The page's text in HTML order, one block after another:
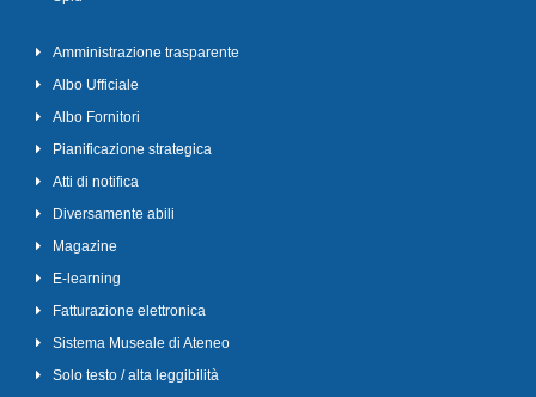
Amministrazione trasparente
Albo Ufficiale
Albo Fornitori
Pianificazione strategica
Atti di notifica
Diversamente abili
Magazine
E-learning
Fatturazione elettronica
Sistema Museale di Ateneo
Solo testo / alta leggibilità